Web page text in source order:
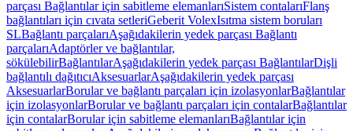
parçası Bağlantılar için sabitleme elemanlarıSistem contalarıFlanş
bağlantıları için cıvata setleriGeberit VolexIsıtma sistem boruları
SLBağlantı parçalarıAşağıdakilerin yedek parçası Bağlantı
parçalarıAdaptörler ve bağlantılar,
sökülebilirBağlantılarAşağıdakilerin yedek parçası BağlantılarDişli
bağlantılı dağıtıcıAksesuarlarAşağıdakilerin yedek parçası
AksesuarlarBorular ve bağlantı parçaları için izolasyonlarBağlantılar
için izolasyonlarBorular ve bağlantı parçaları için contalarBağlantılar
için contalarBorular için sabitleme elemanlarıBağlantılar için